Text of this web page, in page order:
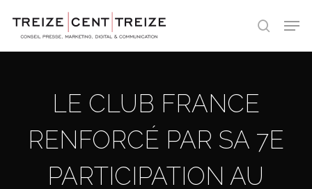
search
LE CLUB FRANCE
RENFORCÉ PAR SA 7E
PARTICIPATION AU